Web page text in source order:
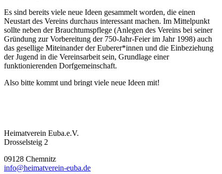
Es sind bereits viele neue Ideen gesammelt worden, die einen
Neustart des Vereins durchaus interessant machen. Im Mittelpunkt
sollte neben der Brauchtumspflege (Anlegen des Vereins bei seiner
Gründung zur Vorbereitung der 750-Jahr-Feier im Jahr 1998) auch
das gesellige Miteinander der Euberer*innen und die Einbeziehung
der Jugend in die Vereinsarbeit sein, Grundlage einer
funktionierenden Dorfgemeinschaft.
Also bitte kommt und bringt viele neue Ideen mit!
Heimatverein Euba.e.V.
Drosselsteig 2
09128 Chemnitz
info@heimatverein-euba.de